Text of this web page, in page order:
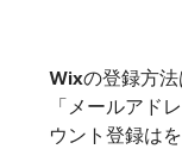
Wixの登録方
「メールアド
ウント登録は